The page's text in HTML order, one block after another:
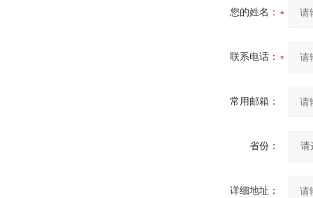
您的姓名：
联系电话：
常用邮箱：
省份：
详细地址：